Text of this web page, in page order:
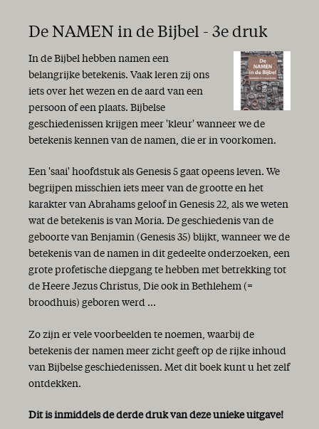
De NAMEN in de Bijbel - 3e druk
In de Bijbel hebben namen een
belangrijke betekenis. Vaak leren zij ons
iets over het wezen en de aard van een
persoon of een plaats. Bijbelse
geschiedenissen krijgen meer 'kleur' wanneer we de
betekenis kennen van de namen, die er in voorkomen.
Een 'saai' hoofdstuk als Genesis 5 gaat opeens leven. We
begrijpen misschien iets meer van de grootte en het
karakter van Abrahams geloof in Genesis 22, als we weten
wat de betekenis is van Moria. De geschiedenis van de
geboorte van Benjamin (Genesis 35) blijkt, wanneer we de
betekenis van de namen in dit gedeelte onderzoeken, een
grote profetische diepgang te hebben met betrekking tot
de Heere Jezus Christus, Die ook in Bethlehem (=
broodhuis) geboren werd ...
Zo zijn er vele voorbeelden te noemen, waarbij de
betekenis der namen meer zicht geeft op de rijke inhoud
van Bijbelse geschiedenissen. Met dit boek kunt u het zelf
ontdekken.
Dit is inmiddels de derde druk van deze unieke uitgave!